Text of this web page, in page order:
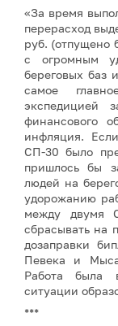
«За время
перерасход
руб. (отпущено
с огромным
береговых
самое
экспедицией
финансового
инфляция.
СП-30 было
пришлось бы
людей на
удорожанию
между двумя
сбрасывать на
дозаправки
Певека и
Работа была
ситуации
***